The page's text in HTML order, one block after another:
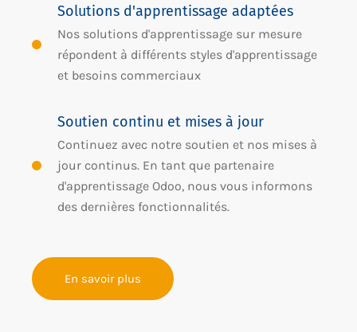
Solutions d'apprentissage adaptées
Nos solutions d'apprentissage sur mesure
répondent à différents styles d'apprentissage
et besoins commerciaux
Soutien continu et mises à jour
Continuez avec notre soutien et nos mises à
jour continus. En tant que partenaire
d'apprentissage Odoo, nous vous informons
des dernières fonctionnalités.
En savoir plus